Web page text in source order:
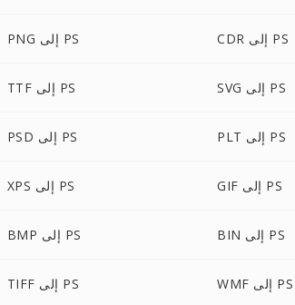
PNG إلى PS CDR إلى PS
TTF إلى PS SVG إلى PS
PSD إلى PS PLT إلى PS
XPS إلى PS GIF إلى PS
BMP إلى PS BIN إلى PS
TIFF إلى PS WMF إلى PS